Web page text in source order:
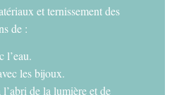
et ternissement des
de :
l’eau.
les bijoux.
de la lumière et de